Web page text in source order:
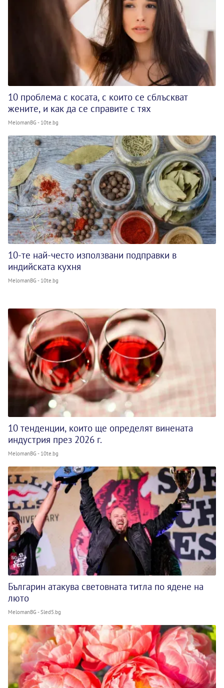
10 проблема с косата, с които се сблъскват
жените, и как да се справите с тях
MelomanBG - 10te.bg
10-те най-често използвани подправки в
индийската кухня
MelomanBG - 10te.bg
10 тенденции, които ще определят винената
индустрия през 2026 г.
MelomanBG - 10te.bg
Българин атакува световната титла по ядене на
люто
MelomanBG - Sled5.bg